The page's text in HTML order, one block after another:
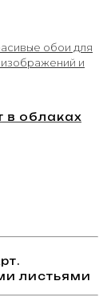
в облаках
листьями